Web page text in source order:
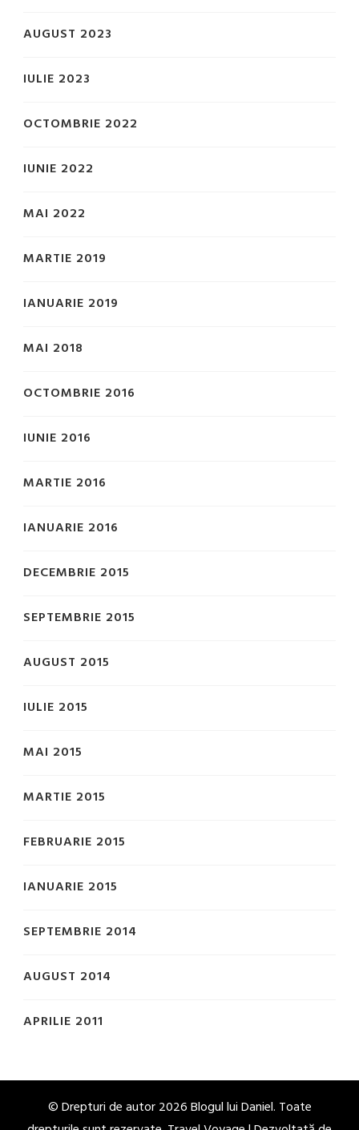
AUGUST 2023
IULIE 2023
OCTOMBRIE 2022
IUNIE 2022
MAI 2022
MARTIE 2019
IANUARIE 2019
MAI 2018
OCTOMBRIE 2016
IUNIE 2016
MARTIE 2016
IANUARIE 2016
DECEMBRIE 2015
SEPTEMBRIE 2015
AUGUST 2015
IULIE 2015
MAI 2015
MARTIE 2015
FEBRUARIE 2015
IANUARIE 2015
SEPTEMBRIE 2014
AUGUST 2014
APRILIE 2011
© Drepturi de autor 2026Blogul lui Daniel. Toate